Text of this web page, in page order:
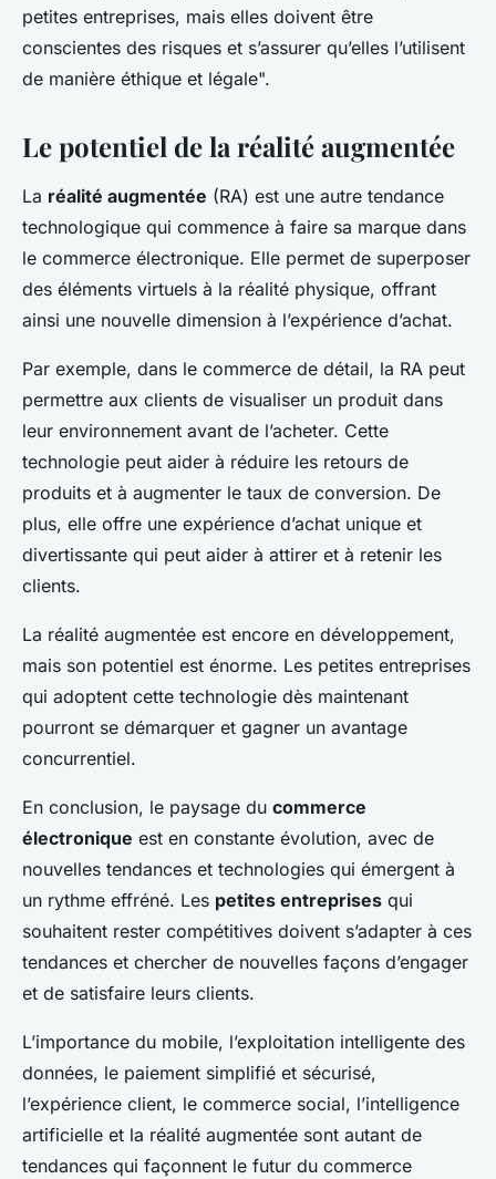
petites entreprises, mais elles doivent être
conscientes des risques et s’assurer qu’elles l’utilisent
de manière éthique et légale".
Le potentiel de la réalité augmentée
La réalité augmentée (RA) est une autre tendance
technologique qui commence à faire sa marque dans
le commerce électronique. Elle permet de superposer
des éléments virtuels à la réalité physique, offrant
ainsi une nouvelle dimension à l’expérience d’achat.
Par exemple, dans le commerce de détail, la RA peut
permettre aux clients de visualiser un produit dans
leur environnement avant de l’acheter. Cette
technologie peut aider à réduire les retours de
produits et à augmenter le taux de conversion. De
plus, elle offre une expérience d’achat unique et
divertissante qui peut aider à attirer et à retenir les
clients.
La réalité augmentée est encore en développement,
mais son potentiel est énorme. Les petites entreprises
qui adoptent cette technologie dès maintenant
pourront se démarquer et gagner un avantage
concurrentiel.
En conclusion, le paysage du commerce
électronique est en constante évolution, avec de
nouvelles tendances et technologies qui émergent à
un rythme effréné. Les petites entreprises qui
souhaitent rester compétitives doivent s’adapter à ces
tendances et chercher de nouvelles façons d’engager
et de satisfaire leurs clients.
L’importance du mobile, l’exploitation intelligente des
données, le paiement simplifié et sécurisé,
l’expérience client, le commerce social, l’intelligence
artificielle et la réalité augmentée sont autant de
tendances qui façonnent le futur du commerce